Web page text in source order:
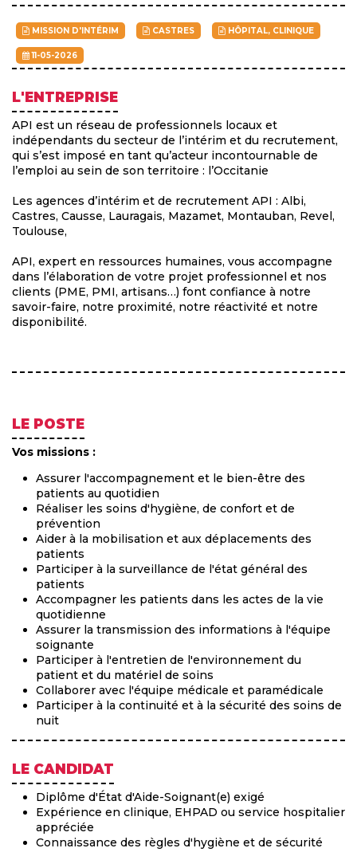
MISSION D'INTÉRIM CASTRES HÔPITAL, CLINIQUE
11-05-2026
L'ENTREPRISE
API est un réseau de professionnels locaux et
indépendants du secteur de l’intérim et du recrutement,
qui s’est imposé en tant qu’acteur incontournable de
l’emploi au sein de son territoire : l’Occitanie
Les agences d’intérim et de recrutement API : Albi,
Castres, Causse, Lauragais, Mazamet, Montauban, Revel,
Toulouse,
API, expert en ressources humaines, vous accompagne
dans l’élaboration de votre projet professionnel et nos
clients (PME, PMI, artisans…) font confiance à notre
savoir-faire, notre proximité, notre réactivité et notre
disponibilité.
LE POSTE
Vos missions :
Assurer l'accompagnement et le bien-être des
patients au quotidien
Réaliser les soins d'hygiène, de confort et de
prévention
Aider à la mobilisation et aux déplacements des
patients
Participer à la surveillance de l'état général des
patients
Accompagner les patients dans les actes de la vie
quotidienne
Assurer la transmission des informations à l'équipe
soignante
Participer à l'entretien de l'environnement du
patient et du matériel de soins
Collaborer avec l'équipe médicale et paramédicale
Participer à la continuité et à la sécurité des soins de
nuit
LE CANDIDAT
Diplôme d'État d'Aide-Soignant(e) exigé
Expérience en clinique, EHPAD ou service hospitalier
appréciée
Connaissance des règles d'hygiène et de sécurité